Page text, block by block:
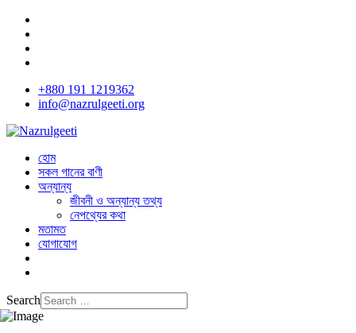
+880 191 1219362
info@nazrulgeeti.org
হোম
সকল গানের বাণী
অন্যান্য
জীবনী ও অন্যান্য তথ্য
নেপথ্যের কথা
মতামত
যোগাযোগ
Search